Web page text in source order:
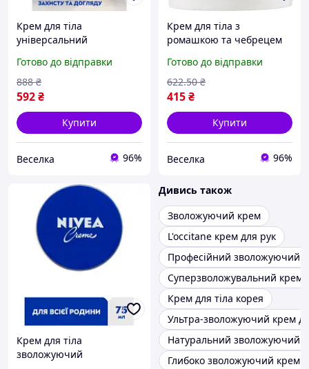
Крем для тіла
універсальний
живильний для чоловіків
та жінок 250 мл. SPICY
Готово до відправки
592₴
888 ₴
Купити
Веселка 96%
Крем для тіла з
ромашкою та чебрецем
живлення шкіри 250 мл
BROWN
Готово до відправки
415₴
622.50 ₴
Купити
Веселка 96%
Крем для тіла
зволожуючий
Дивись також
Зволожуючий крем
L'occitane крем для рук
Професійний зволожуючий
Суперзволожувальний крем
Крем для тіла корея
Ультра-зволожуючий крем
Натуральний зволожуючий
Глибоко зволожуючий крем